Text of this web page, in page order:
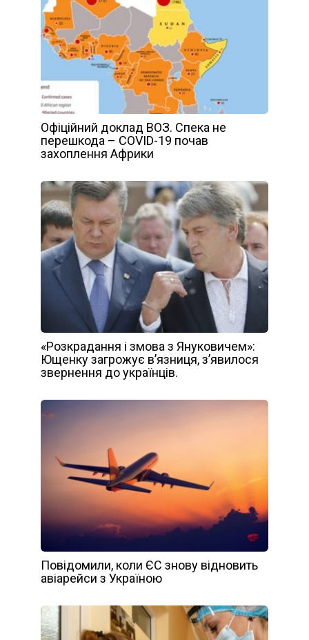
Офіційний доклад ВОЗ. Спека не
перешкода – COVID-19 почав
захоплення Африки
«Розкрадання і змова з Януковичем»:
Ющенку загрожує в’язниця, з’явилося
звернення до українців.
Повідомили, коли ЄС знову відновить
авіарейси з Україною